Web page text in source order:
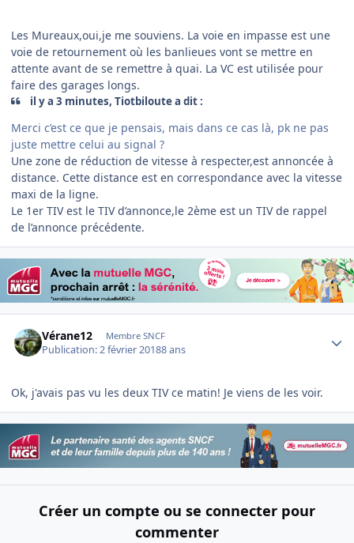
Les Mureaux,oui,je me souviens. La voie en impasse est une
voie de retournement où les banlieues vont se mettre en
attente avant de se remettre à quai. La VC est utilisée pour
faire des garages longs.
il y a 3 minutes, Tiotbiloute a dit :
Merci c’est ce que je pensais, mais dans ce cas là, pk ne pas
juste mettre celui au signal ?
Une zone de réduction de vitesse à respecter,est annoncée à
distance. Cette distance est en correspondance avec la vitesse
maxi de la ligne.
Le 1er TIV est le TIV d’annonce,le 2ème est un TIV de rappel
de l’annonce précédente.
Vérane12 Membre SNCF
Publication:2 février 20188 ans
Ok, j'avais pas vu les deux TIV ce matin! Je viens de les voir.
Créer un compte ou se connecter pour
commenter